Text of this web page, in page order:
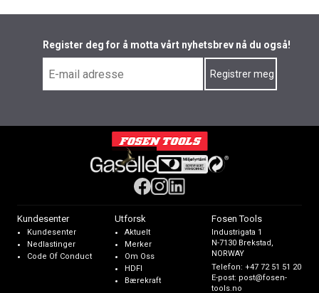
Register deg for å motta vårt nyhetsbrev nå du også!
Kundesenter
Kundesenter
Nedlastinger
Code Of Conduct
Utforsk
Aktuelt
Merker
Om Oss
HDFI
Bærekraft
Fosen Tools
Industrigata 1
N-7130 Brekstad,
NORWAY
Telefon:+47 72 51 51 20
E-post: post@fosen-
tools.no